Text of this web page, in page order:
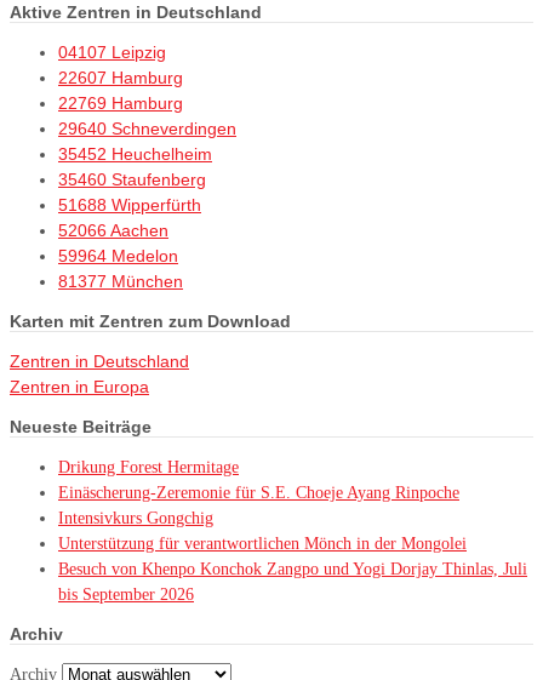
Aktive Zentren in Deutschland
04107 Leipzig
22607 Hamburg
22769 Hamburg
29640 Schneverdingen
35452 Heuchelheim
35460 Staufenberg
51688 Wipperfürth
52066 Aachen
59964 Medelon
81377 München
Karten mit Zentren zum Download
Zentren in Deutschland
Zentren in Europa
Neueste Beiträge
Drikung Forest Hermitage
Einäscherung-Zeremonie für S.E. Choeje Ayang Rinpoche
Intensivkurs Gongchig
Unterstützung für verantwortlichen Mönch in der Mongolei
Besuch von Khenpo Konchok Zangpo und Yogi Dorjay Thinlas, Juli
bis September 2026
Archiv
Archiv